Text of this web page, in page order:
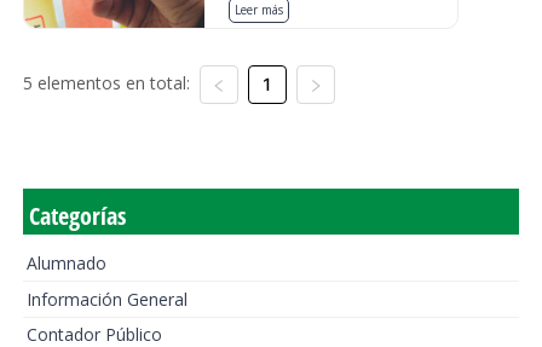
Leer más
5 elementos en total: 1
Categorías
Alumnado
Información General
Contador Público